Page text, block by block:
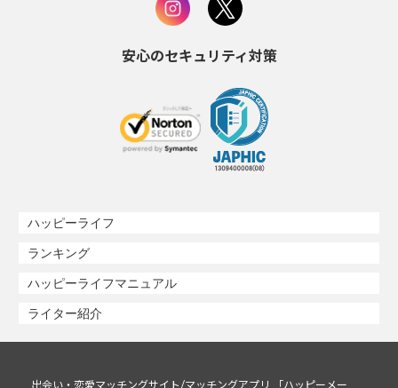
安心のセキュリティ対策
ハッピーライフ
ランキング
ハッピーライフマニュアル
ライター紹介
出会い・恋愛マッチングサイト/マッチングアプリ 「ハッピーメー